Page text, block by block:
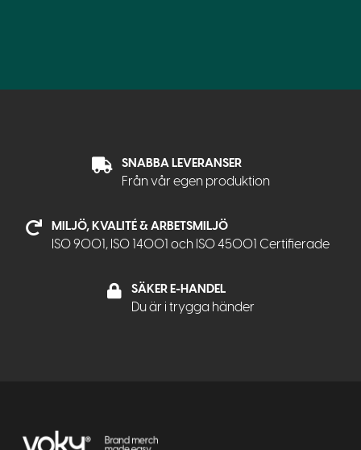
SNABBA LEVERANSER
Från vår egen produktion
MILJÖ, KVALITÉ & ARBETSMILJÖ
ISO 9001, ISO 14001 och ISO 45001 Certifierade
SÄKER E-HANDEL
Du är i trygga händer